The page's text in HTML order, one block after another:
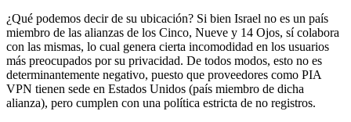
¿Qué podemos decir de su ubicación? Si bien Israel no es un país
miembro de las alianzas de los Cinco, Nueve y 14 Ojos, sí colabora
con las mismas, lo cual genera cierta incomodidad en los usuarios
más preocupados por su privacidad. De todos modos, esto no es
determinantemente negativo, puesto que proveedores como PIA
VPN tienen sede en Estados Unidos (país miembro de dicha
alianza), pero cumplen con una política estricta de no registros.